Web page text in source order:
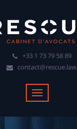
+33 1 73 79 58 89
contact@rescue.law